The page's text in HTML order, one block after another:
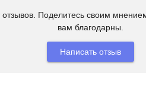
отзывов. Поделитесь своим
вам благодарны.
Написать отзыв